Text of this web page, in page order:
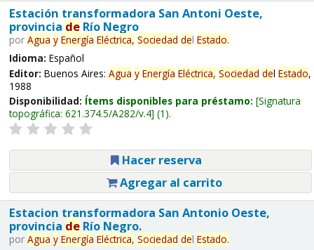
Estación transformadora San Antoni Oeste,
provincia deRío Negro
por Agua y Energía Eléctrica, Sociedad del Estado.
Idioma: Español
Editor: Buenos Aires: Agua y Energía Eléctrica, Sociedad del Estado,
1988
Disponibilidad: Ítems disponibles para préstamo: Signatura
topográfica: 621.374.5/A282/v.4 (1).
Hacer reserva
Agregar al carrito
Estacion transformadora San Antonio Oeste,
provincia deRío Negro.
por Agua y Energía Eléctrica, Sociedad del Estado.